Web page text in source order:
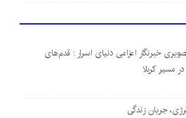
خبرنگار اعزامی دنیای اسرار : قدم‌های
مسیر کربلا
جریان زندگی